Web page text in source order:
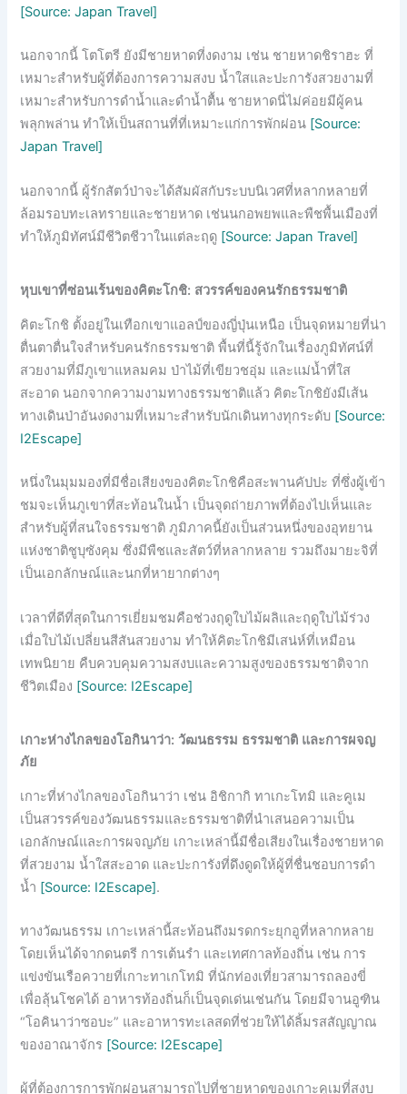
[Source: Japan Travel]
นอกจากนี้ โตโตรี ยังมีชายหาดที่งดงาม เช่น ชายหาดชิราฮะ ที่
เหมาะสำหรับผู้ที่ต้องการความสงบ น้ำใสและปะการังสวยงามที่
เหมาะสำหรับการดำน้ำและดำน้ำตื้น ชายหาดนี่ไม่ค่อยมีผู้คน
พลุกพล่าน ทำให้เป็นสถานที่ที่เหมาะแก่การพักผ่อน [Source:
Japan Travel]
นอกจากนี้ ผู้รักสัตว์ป่าจะได้สัมผัสกับระบบนิเวศที่หลากหลายที่
ล้อมรอบทะเลทรายและชายหาด เช่นนกอพยพและพืชพื้นเมืองที่
ทำให้ภูมิทัศน์มีชีวิตชีวาในแต่ละฤดู [Source: Japan Travel]
หุบเขาที่ซ่อนเร้นของคิตะโกชิ: สวรรค์ของคนรักธรรมชาติ
คิตะโกชิ ตั้งอยู่ในเทือกเขาแอลป์ของญี่ปุ่นเหนือ เป็นจุดหมายที่น่า
ตื่นตาตื่นใจสำหรับคนรักธรรมชาติ พื้นที่นี้รู้จักในเรื่องภูมิทัศน์ที่
สวยงามที่มีภูเขาแหลมคม ป่าไม้ที่เขียวชอุ่ม และแม่น้ำที่ใส
สะอาด นอกจากความงามทางธรรมชาติแล้ว คิตะโกชิยังมีเส้น
ทางเดินป่าอันงดงามที่เหมาะสำหรับนักเดินทางทุกระดับ [Source:
I2Escape]
หนึ่งในมุมมองที่มีชื่อเสียงของคิตะโกชิคือสะพานคัปปะ ที่ซึ่งผู้เข้า
ชมจะเห็นภูเขาที่สะท้อนในน้ำ เป็นจุดถ่ายภาพที่ต้องไปเห็นและ
สำหรับผู้ที่สนใจธรรมชาติ ภูมิภาคนี้ยังเป็นส่วนหนึ่งของอุทยาน
แห่งชาติชูบุซังคุม ซึ่งมีพืชและสัตว์ที่หลากหลาย รวมถึงมายะจิที่
เป็นเอกลักษณ์และนกที่หายากต่างๆ
เวลาที่ดีที่สุดในการเยี่ยมชมคือช่วงฤดูใบไม้ผลิและฤดูใบไม้ร่วง
เมื่อใบไม้เปลี่ยนสีสันสวยงาม ทำให้คิตะโกชิมีเสน่ห์ที่เหมือน
เทพนิยาย คืบควบคุมความสงบและความสูงของธรรมชาติจาก
ชีวิตเมือง [Source: I2Escape]
เกาะห่างไกลของโอกินาว่า: วัฒนธรรม ธรรมชาติ และการผจญ
ภัย
เกาะที่ห่างไกลของโอกินาว่า เช่น อิชิกากิ ทาเกะโทมิ และคูเม
เป็นสวรรค์ของวัฒนธรรมและธรรมชาติที่นำเสนอความเป็น
เอกลักษณ์และการผจญภัย เกาะเหล่านี้มีชื่อเสียงในเรื่องชายหาด
ที่สวยงาม น้ำใสสะอาด และปะการังที่ดึงดูดให้ผู้ที่ชื่นชอบการดำ
น้ำ [Source: I2Escape].
ทางวัฒนธรรม เกาะเหล่านี้สะท้อนถึงมรดกระยุกอูที่หลากหลาย
โดยเห็นได้จากดนตรี การเต้นรำ และเทศกาลท้องถิ่น เช่น การ
แข่งขันเรือควายที่เกาะทาเกโทมิ ที่นักท่องเที่ยวสามารถลองขี่
เพื่อลุ้นโชคได้ อาหารท้องถิ่นก็เป็นจุดเด่นเช่นกัน โดยมีจานอูฑิน
“โอคินาว่าซอบะ” และอาหารทะเลสดที่ช่วยให้ได้ลิ้มรสสัญญาณ
ของอาณาจักร [Source: I2Escape]
ผู้ที่ต้องการการพักผ่อนสามารถไปที่ชายหาดของเกาะคูเมที่สงบ